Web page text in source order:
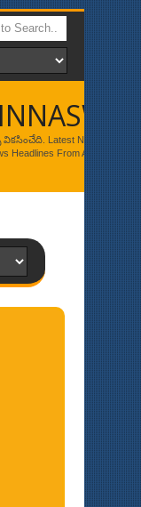
Latest News, Breaking
Headlines From Around The